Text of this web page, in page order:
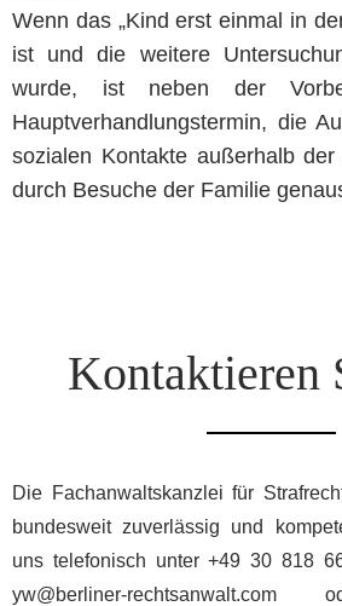
Wenn das „Kind erst einmal in
ist und die weitere
wurde, ist neben der
Hauptverhandlungstermin, die
sozialen Kontakte außerhalb
durch Besuche der Familie
Kontaktieren
Die Fachanwaltskanzlei für
bundesweit zuverlässig und
uns telefonisch unter +49 30 818
yw@berliner-rechtsanwalt.com